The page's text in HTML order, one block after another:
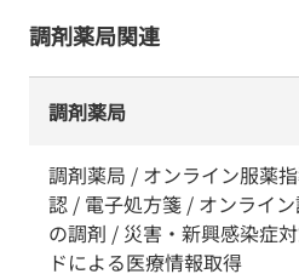
調剤薬局関連
調剤薬局
調剤薬局 / オンライン服薬
認 / 電子処方箋 / オンライ
の調剤 / 災害・新興感染症
ドによる医療情報取得